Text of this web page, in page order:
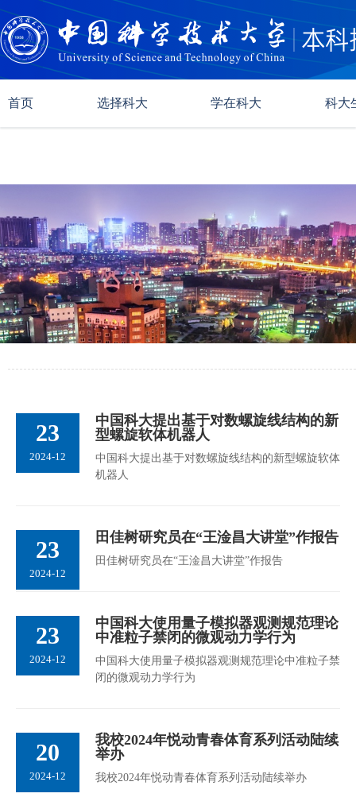
首页 选择科大 学在科大 科大
23
2024-12
中国科大提出基于对数螺旋线结构的新
型螺旋软体机器人
中国科大提出基于对数螺旋线结构的新型螺旋软体
机器人
23
2024-12
​田佳树研究员在“王淦昌大讲堂”作报告
​田佳树研究员在“王淦昌大讲堂”作报告
23
2024-12
中国科大使用量子模拟器观测规范理论
中准粒子禁闭的微观动力学行为
中国科大使用量子模拟器观测规范理论中准粒子禁
闭的微观动力学行为
20
2024-12
我校2024年悦动青春体育系列活动陆续
举办
我校2024年悦动青春体育系列活动陆续举办